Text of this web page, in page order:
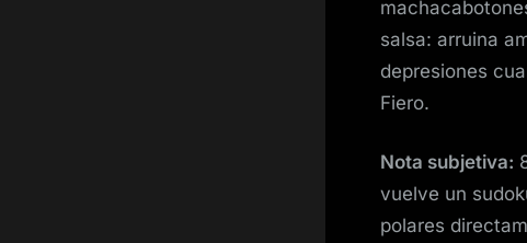
salsa: arruina
depresiones
Fiero.
Nota subjetiva:
vuelve un
polares